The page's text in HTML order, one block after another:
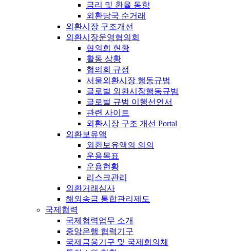
금리 및 환율 동향
외환당국 순거래
외환시장 구조개선
외환시장운영협의회
협의회 현황
활동 상황
협의회 규정
서울외환시장 행동규범
글로벌 외환시장행동규범
글로벌 규범 이행선언서
관련 사이트
외환시장 구조 개선 Portal
외환보유액
외환보유액의 의의
운용목표
운용현황
리스크관리
외환거래심사
해외송금 통합관리제도
국제협력
국제협력업무 소개
중앙은행 협력기구
국제금융기구 및 국제회의체